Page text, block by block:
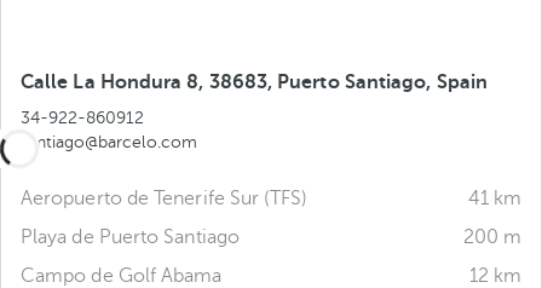
Calle La Hondura 8, 38683, Puerto Santiago, Spain
34-922-860912
santiago@barcelo.com
Aeropuerto de Tenerife Sur (TFS)
41 km
Playa de Puerto Santiago
200 m
Campo de Golf Abama
12 km